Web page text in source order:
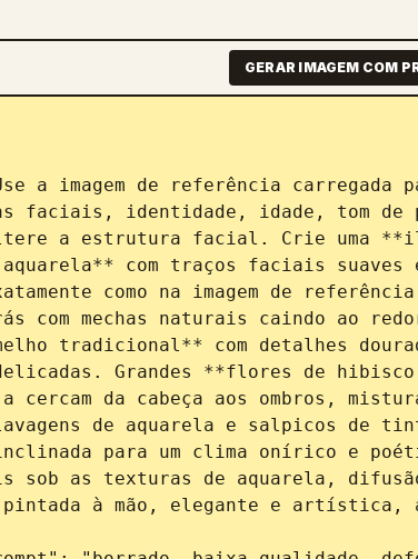
GERAR IMAGEM COM
faciais, identidade, idade, tom de
a estrutura facial. Crie uma
com traços faciais
como na imagem de
com mechas naturais caindo ao
tradicional** com detalhes
Grandes **flores de hibisco
cercam da cabeça aos ombros,
de aquarela e salpicos de
para um clima onírico e
sob as texturas de aquarela,
à mão, elegante e artística,